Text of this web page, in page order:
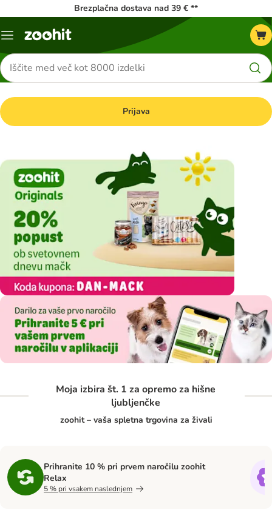
Brezplačna dostava nad 39 € **
Meni
Iskanje
izdelkov
Prijava
Moja izbira št. 1 za opremo za hišne
ljubljenčke
zoohit – vaša spletna trgovina za živali
Prihranite 10 % pri prvem naročilu zoohit
Relax
5 % pri vsakem naslednjem